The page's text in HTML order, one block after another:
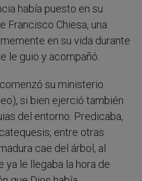
había puesto en su
Francisco Chiesa, una
en su vida durante
le guio y acompañó.
su ministerio
si bien ejerció también
del entorno. Predicaba,
entre otras
cae del árbol, al
ya le llegaba la hora de